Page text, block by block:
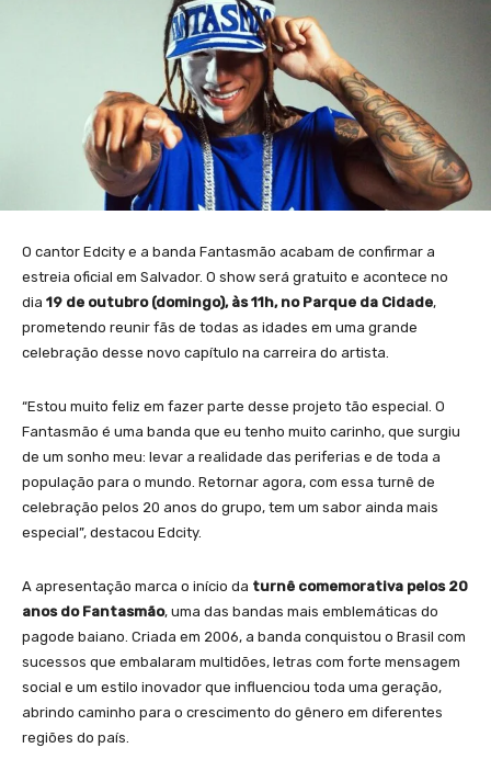
O cantor Edcity e a banda Fantasmão acabam de confirmar a
estreia oficial em Salvador. O show será gratuito e acontece no
dia 19 de outubro (domingo), às 11h, no Parque da Cidade,
prometendo reunir fãs de todas as idades em uma grande
celebração desse novo capítulo na carreira do artista.
“Estou muito feliz em fazer parte desse projeto tão especial. O
Fantasmão é uma banda que eu tenho muito carinho, que surgiu
de um sonho meu: levar a realidade das periferias e de toda a
população para o mundo. Retornar agora, com essa turnê de
celebração pelos 20 anos do grupo, tem um sabor ainda mais
especial”, destacou Edcity.
A apresentação marca o início da turnê comemorativa pelos 20
anos do Fantasmão, uma das bandas mais emblemáticas do
pagode baiano. Criada em 2006, a banda conquistou o Brasil com
sucessos que embalaram multidões, letras com forte mensagem
social e um estilo inovador que influenciou toda uma geração,
abrindo caminho para o crescimento do gênero em diferentes
regiões do país.